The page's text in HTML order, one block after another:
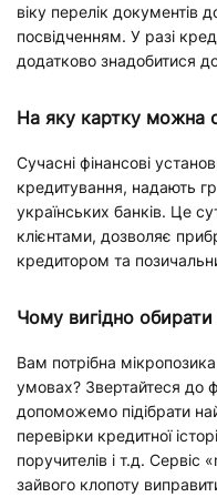
віку перелік документів
посвідченням. У разі
додатково знадобитися
На яку картку можна
Сучасні фінансові
кредитування, надають
українських банків. Це
клієнтами, дозволяє
кредитором та
Чому вигідно
Вам потрібна
умовах? Звертайтеся до
допоможемо підібрати
перевірки кредитної
поручителів і т.д. Сервіс
зайвого клопоту